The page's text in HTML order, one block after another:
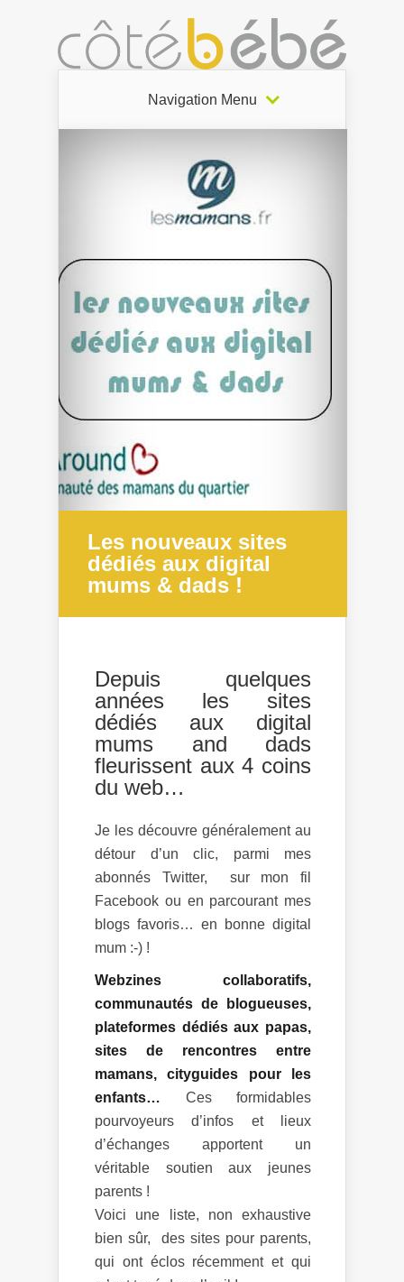
Navigation Menu
Les nouveaux sites
dédiés aux digital
mums & dads !
Depuis quelques
années les sites
dédiés aux digital
mums and dads
fleurissent aux 4 coins
du web…
Je les découvre généralement au
détour d’un clic, parmi mes
abonnés Twitter, sur mon fil
Facebook ou en parcourant mes
blogs favoris… en bonne digital
mum :-) !
Webzines collaboratifs,
communautés de blogueuses,
plateformes dédiés aux papas,
sites de rencontres entre
mamans, cityguides pour les
enfants… Ces formidables
pourvoyeurs d’infos et lieux
d’échanges apportent un
véritable soutien aux jeunes
parents !
Voici une liste, non exhaustive
bien sûr, des sites pour parents,
qui ont éclos récemment et qui